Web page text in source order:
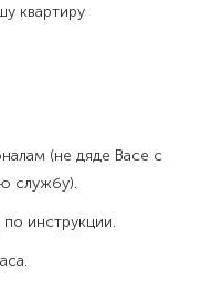
квартиру
(не дяде Васе с
службу).
инструкции.